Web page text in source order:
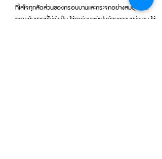
ที่ใส่ใจทุกสัดส่วนของกรอบบานและกระจกอย่างสมดุล ลด
ทอนเส้นสายที่ไม่จำเป็น ให้ดูเรียบแต่แฝงด้วยความสง่างาม ให้